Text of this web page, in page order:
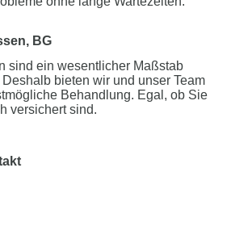
BG
sind ein wesentlicher Maßstab
bieten wir und unser Team
Behandlung. Egal, ob Sie
versichert sind.